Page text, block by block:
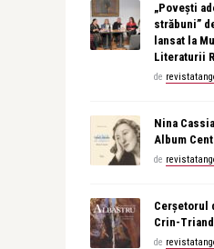
„Povești
străbuni”
lansat la
Literaturii
de
Nina
Album
de
Cerșetorul
Crin-
de